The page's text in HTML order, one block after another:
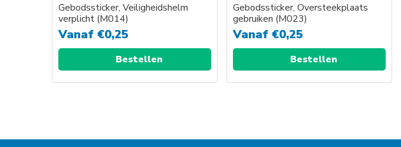
Gebodssticker, Veiligheidshelm
verplicht (M014)
Vanaf €0,25
Bestellen
Gebodssticker, Oversteekplaats
gebruiken (M023)
Vanaf €0,25
Bestellen